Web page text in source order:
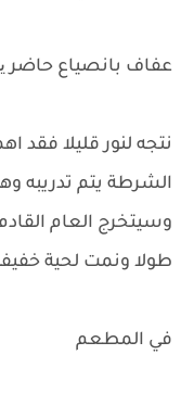
عفاف بانصياع حاضر
نتجه لنور قليلا فقد
الشرطة يتم تدريبه
وسيتخرج العام
طولا ونمت لحية
في المطعم